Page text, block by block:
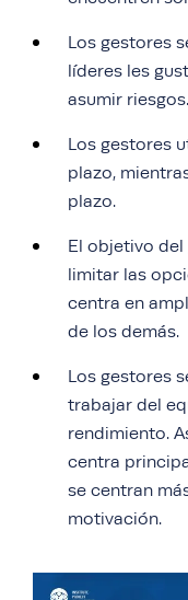
Los gestores
líderes les
asumir riesgos.
Los gestores
plazo,
plazo.
El objetivo
limitar las
centra en
de los demás.
Los gestores
trabajar del
rendimiento.
centra
se centran
motivación.